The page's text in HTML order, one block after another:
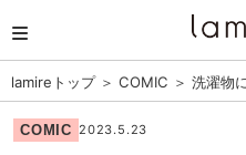
lamireトップ＞ COMIC ＞ 洗濯物
COMIC 2023.5.23